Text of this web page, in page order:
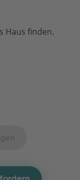
Haus finden.